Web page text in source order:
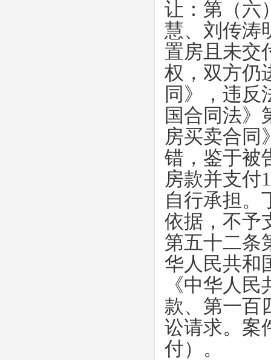
让：第（六
慧、刘传涛
置房且未交
权，双方仍
同》，违反
国合同法》
房买卖合同
错，鉴于被
房款并支付1
自行承担。
依据，不予
第五十二条
华人民共和
《中华人
款、第一百
讼请求。案
付）。